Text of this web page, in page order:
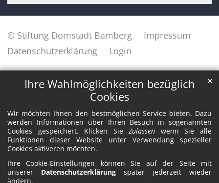
Ihre Wahlmöglichkeiten bezüglich
Cookies
Wir möchten Ihnen den bestmöglichen Service bieten. Dazu
werden Informationen über Ihren Besuch in sogenannten
Cookies gespeichert. Klicken SieZulassen wenn Sie alle
Funktionen dieser Website unter Verwendung spezieller
Cookies aktiveren möchten.
Ihre Cookie-Einstellungen können Sie auf der Seite mit
unserer Datenschutzerklärung später jederzeit wieder
ändern.
✕
© Stiftung Domstadt Bamberg
Impressum
Datenschutzerklärung
Login